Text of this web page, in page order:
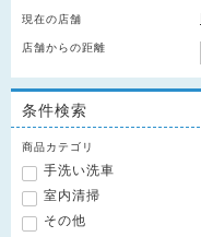
現在の店舗
店舗からの距離
条件検索
商品カテゴリ
手洗い洗車
室内清掃
その他